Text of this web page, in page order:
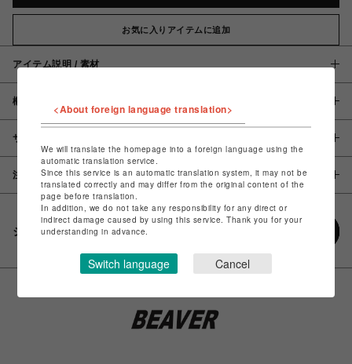
お気に入りアイテムに追加
アイテム説明 / 素材
概要
サイズ
注意事項
シェアする
<About foreign language translation>
We will translate the homepage into a foreign language using the
automatic translation service.
Since this service is an automatic translation system, it may not be
translated correctly and may differ from the original content of the
page before translation.
In addition, we do not take any responsibility for any direct or
indirect damage caused by using this service. Thank you for your
understanding in advance.
Switch language Cancel